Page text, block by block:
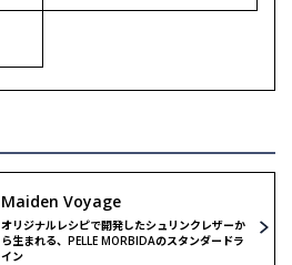
Maiden Voyage
オリジナルレシピで開発したシュリンクレザーか
ら生まれる、PELLE MORBIDAのスタンダードラ
イン